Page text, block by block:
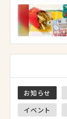
お知らせ
イベント